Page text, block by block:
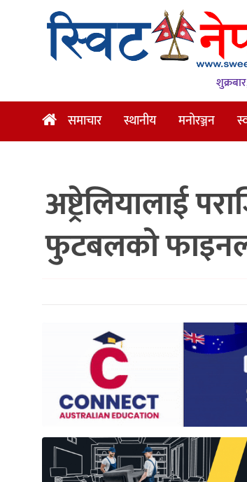
मनोरञ्जन
स्वास्थ्य
अन्तर्वार्ता
रोचक
समाचार स्थानीय मनोरञ्जन
अष्ट्रेलियालाई
फुटबलको